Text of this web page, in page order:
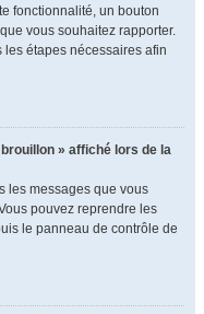
fonctionnalité, un bouton
vous souhaitez rapporter.
les étapes nécessaires afin
» affiché lors de la
les messages que vous
pouvez reprendre les
le panneau de contrôle de